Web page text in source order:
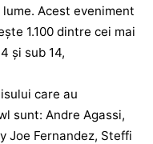
Acest eveniment
1.100 dintre cei mai
și sub 14,
care au
sunt: Andre Agassi,
Joe Fernandez, Steffi